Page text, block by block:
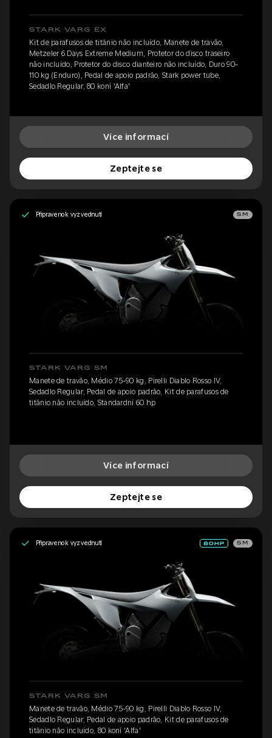
STARK VARG EX
Kit de parafusos de titânio não incluído, Manete de travão,
Metzeler 6 Days Extreme Medium, Protetor do disco traseiro
não incluído, Protetor do disco dianteiro não incluído, Duro 90-
110 kg (Enduro), Pedal de apoio padrão, Stark power tube,
Sedadlo Regular, 80 koní 'Alfa'
Více informací
Zeptejte se
Připraveno k vyzvednutí SM
STARK VARG SM
Manete de travão, Médio 75-90 kg, Pirelli Diablo Rosso IV,
Sedadlo Regular, Pedal de apoio padrão, Kit de parafusos de
titânio não incluído, Standardní 60 hp
Více informací
Zeptejte se
Připraveno k vyzvednutí SM
STARK VARG SM
Manete de travão, Médio 75-90 kg, Pirelli Diablo Rosso IV,
Sedadlo Regular, Pedal de apoio padrão, Kit de parafusos de
titânio não incluído, 80 koní 'Alfa'